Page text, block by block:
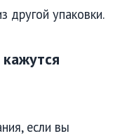
другой упаковки.
если вы